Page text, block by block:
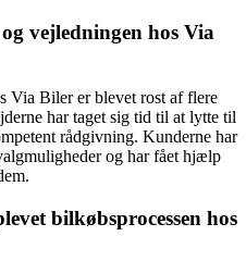
vejledningen hos Via
Via Biler er blevet rost af flere
har taget sig tid til at lytte til
rådgivning. Kunderne har
og har fået hjælp
bilkøbsprocessen hos